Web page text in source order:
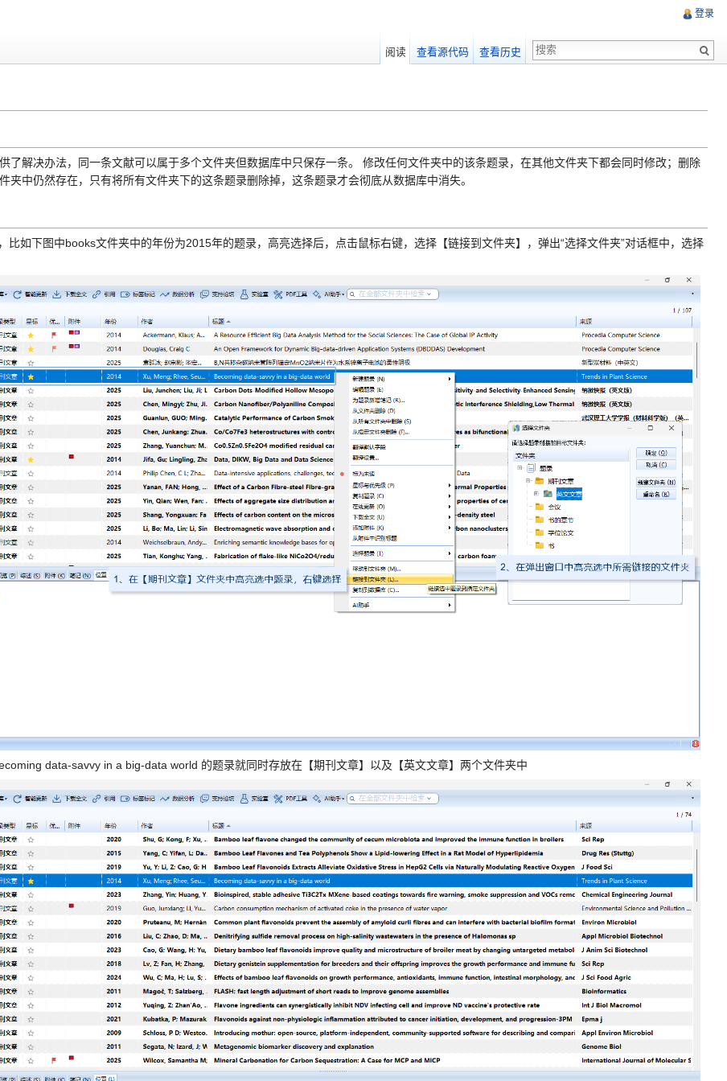
了解决办法，同一条文献可以属于多个文件夹但数据库中只保存一条。 修改任何文件夹中的该条题录，在其他文件夹下都会同时修改；删除
夹中仍然存在，只有将所有文件夹下的这条题录删除掉，这条题录才会彻底从数据库中消失。
比如下图中books文件夹中的年份为2015年的题录，高亮选择后，点击鼠标右键，选择【链接到文件夹】，弹出“选择文件夹”对话框中，选择
data-savvy in a big-data world 的题录就同时存放在【期刊文章】以及【英文文章】两个文件夹中
登录
阅读 查看源代码 查看历史